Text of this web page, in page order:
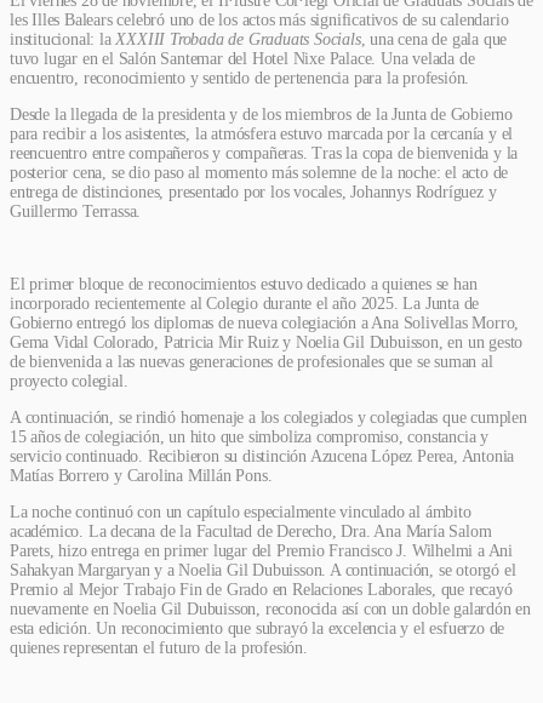
les Illes Balears celebró uno de los actos más significativos de su calendario
institucional: laXXXIII Trobada de Graduats Socials, una cena de gala que
tuvo lugar en el Salón Santemar del Hotel Nixe Palace. Una velada de
encuentro, reconocimiento y sentido de pertenencia para la profesión.
Desde la llegada de la presidenta y de los miembros de la Junta de Gobierno
para recibir a los asistentes, la atmósfera estuvo marcada por la cercanía y el
reencuentro entre compañeros y compañeras. Tras la copa de bienvenida y la
posterior cena, se dio paso al momento más solemne de la noche: el acto de
entrega de distinciones, presentado por los vocales, Johannys Rodríguez y
Guillermo Terrassa.
El primer bloque de reconocimientos estuvo dedicado a quienes se han
incorporado recientemente al Colegio durante el año 2025. La Junta de
Gobierno entregó los diplomas de nueva colegiación a Ana Solivellas Morro,
Gema Vidal Colorado, Patricia Mir Ruiz y Noelia Gil Dubuisson, en un gesto
de bienvenida a las nuevas generaciones de profesionales que se suman al
proyecto colegial.
A continuación, se rindió homenaje a los colegiados y colegiadas que cumplen
15 años de colegiación, un hito que simboliza compromiso, constancia y
servicio continuado. Recibieron su distinción Azucena López Perea, Antonia
Matías Borrero y Carolina Millán Pons.
La noche continuó con un capítulo especialmente vinculado al ámbito
académico. La decana de la Facultad de Derecho, Dra. Ana María Salom
Parets, hizo entrega en primer lugar del Premio Francisco J. Wilhelmi a Ani
Sahakyan Margaryan y a Noelia Gil Dubuisson. A continuación, se otorgó el
Premio al Mejor Trabajo Fin de Grado en Relaciones Laborales, que recayó
nuevamente en Noelia Gil Dubuisson, reconocida así con un doble galardón en
esta edición. Un reconocimiento que subrayó la excelencia y el esfuerzo de
quienes representan el futuro de la profesión.